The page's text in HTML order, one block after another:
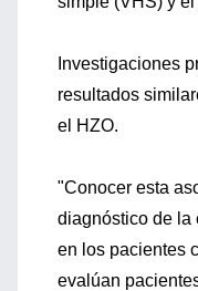
Investigaciones
resultados
el HZO.
"Conocer esta
diagnóstico de la
en los pacientes
evalúan